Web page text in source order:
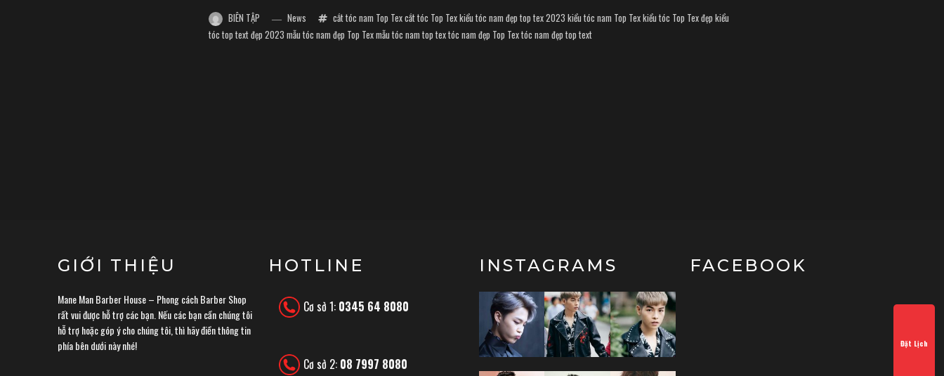
BIÊN TẬP News cắt tóc nam Top Texcắt tóc Top Texkiểu tóc nam đẹp top tex 2023 kiểu tóc nam Top Texkiểu tóc Top Tex đẹp kiểu
tóc top text đẹp 2023 mẫu tóc nam đẹp Top Texmẫu tóc nam top textóc nam đẹp Top Textóc nam đẹp top text
GIỚI THIỆU
Mane Man Barber House – Phong cách Barber Shop
rất vui được hỗ trợ các bạn. Nếu các bạn cần chúng tôi
hỗ trợ hoặc góp ý cho chúng tôi, thì hãy điền thông tin
phía bên dưới này nhé!
HOTLINE
Cơ sở 1: 0345 64 8080
Cơ sở 2: 08 7997 8080
INSTAGRAMS FACEBOOK
Đặt Lịch